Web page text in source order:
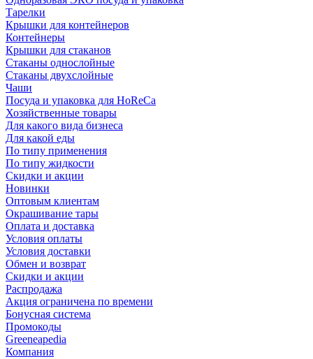
Тарелки
Крышки для контейнеров
Контейнеры
Крышки для стаканов
Стаканы однослойные
Стаканы двухслойные
Чаши
Посуда и упаковка для HoReCa
Хозяйственные товары
Для какого вида бизнеса
Для какой еды
По типу применения
По типу жидкости
Скидки и акции
Новинки
Оптовым клиентам
Окрашивание тары
Оплата и доставка
Условия оплаты
Условия доставки
Обмен и возврат
Скидки и акции
Распродажа
Акция ограничена по времени
Бонусная система
Промокоды
Greeneapedia
Компания